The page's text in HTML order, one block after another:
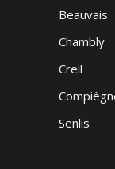
Beauvais
Chambly
Creil
Senlis